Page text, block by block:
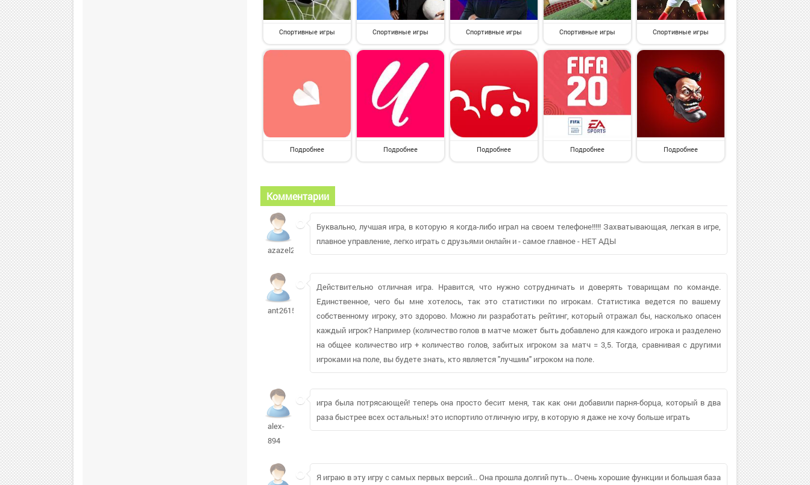
Спортивные игры Спортивные игры Спортивные игры Спортивные игры Спортивные игры
Подробнее Подробнее Подробнее Подробнее Подробнее
Комментарии
azazel2025944
Буквально, лучшая игра, в которую я когда-либо играл на своем телефоне!!!!! Захватывающая, легкая в игре,
плавное управление, легко играть с друзьями онлайн и - самое главное - НЕТ АДЫ
ant2615140
Действительно отличная игра. Нравится, что нужно сотрудничать и доверять товарищам по команде.
Единственное, чего бы мне хотелось, так это статистики по игрокам. Статистика ведется по вашему
собственному игроку, это здорово. Можно ли разработать рейтинг, который отражал бы, насколько опасен
каждый игрок? Например (количество голов в матче может быть добавлено для каждого игрока и разделено
на общее количество игр + количество голов, забитых игроком за матч = 3,5. Тогда, сравнивая с другими
игроками на поле, вы будете знать, кто является "лучшим" игроком на поле.
alex-
894
игра была потрясающей! теперь она просто бесит меня, так как они добавили парня-борца, который в два
раза быстрее всех остальных! это испортило отличную игру, в которую я даже не хочу больше играть
Я играю в эту игру с самых первых версий... Она прошла долгий путь... Очень хорошие функции и большая база